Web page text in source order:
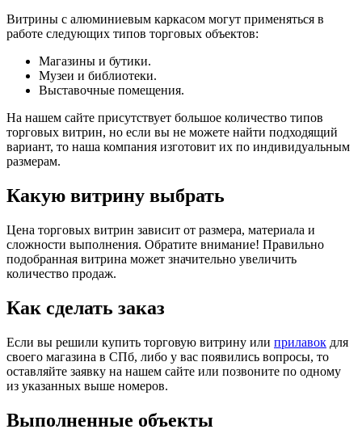
Витрины с алюминиевым каркасом могут применяться в
работе следующих типов торговых объектов:
Магазины и бутики.
Музеи и библиотеки.
Выставочные помещения.
На нашем сайте присутствует большое количество типов
торговых витрин, но если вы не можете найти подходящий
вариант, то наша компания изготовит их по индивидуальным
размерам.
Какую витрину выбрать
Цена торговых витрин зависит от размера, материала и
сложности выполнения. Обратите внимание! Правильно
подобранная витрина может значительно увеличить
количество продаж.
Как сделать заказ
Если вы решили купить торговую витрину или прилавок для
своего магазина в СПб, либо у вас появились вопросы, то
оставляйте заявку на нашем сайте или позвоните по одному
из указанных выше номеров.
Выполненные объекты